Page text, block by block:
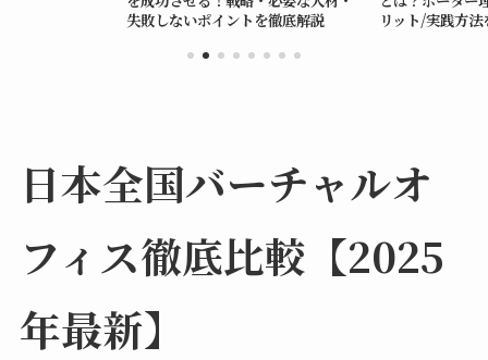
失敗しないポイントを徹底解説
リット/実践方
日本全国バーチャルオ
フィス徹底比較【2025
年最新】